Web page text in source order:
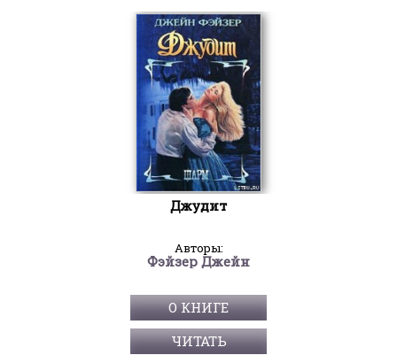
Джудит
Авторы:
Фэйзер Джейн
О КНИГЕ
ЧИТАТЬ